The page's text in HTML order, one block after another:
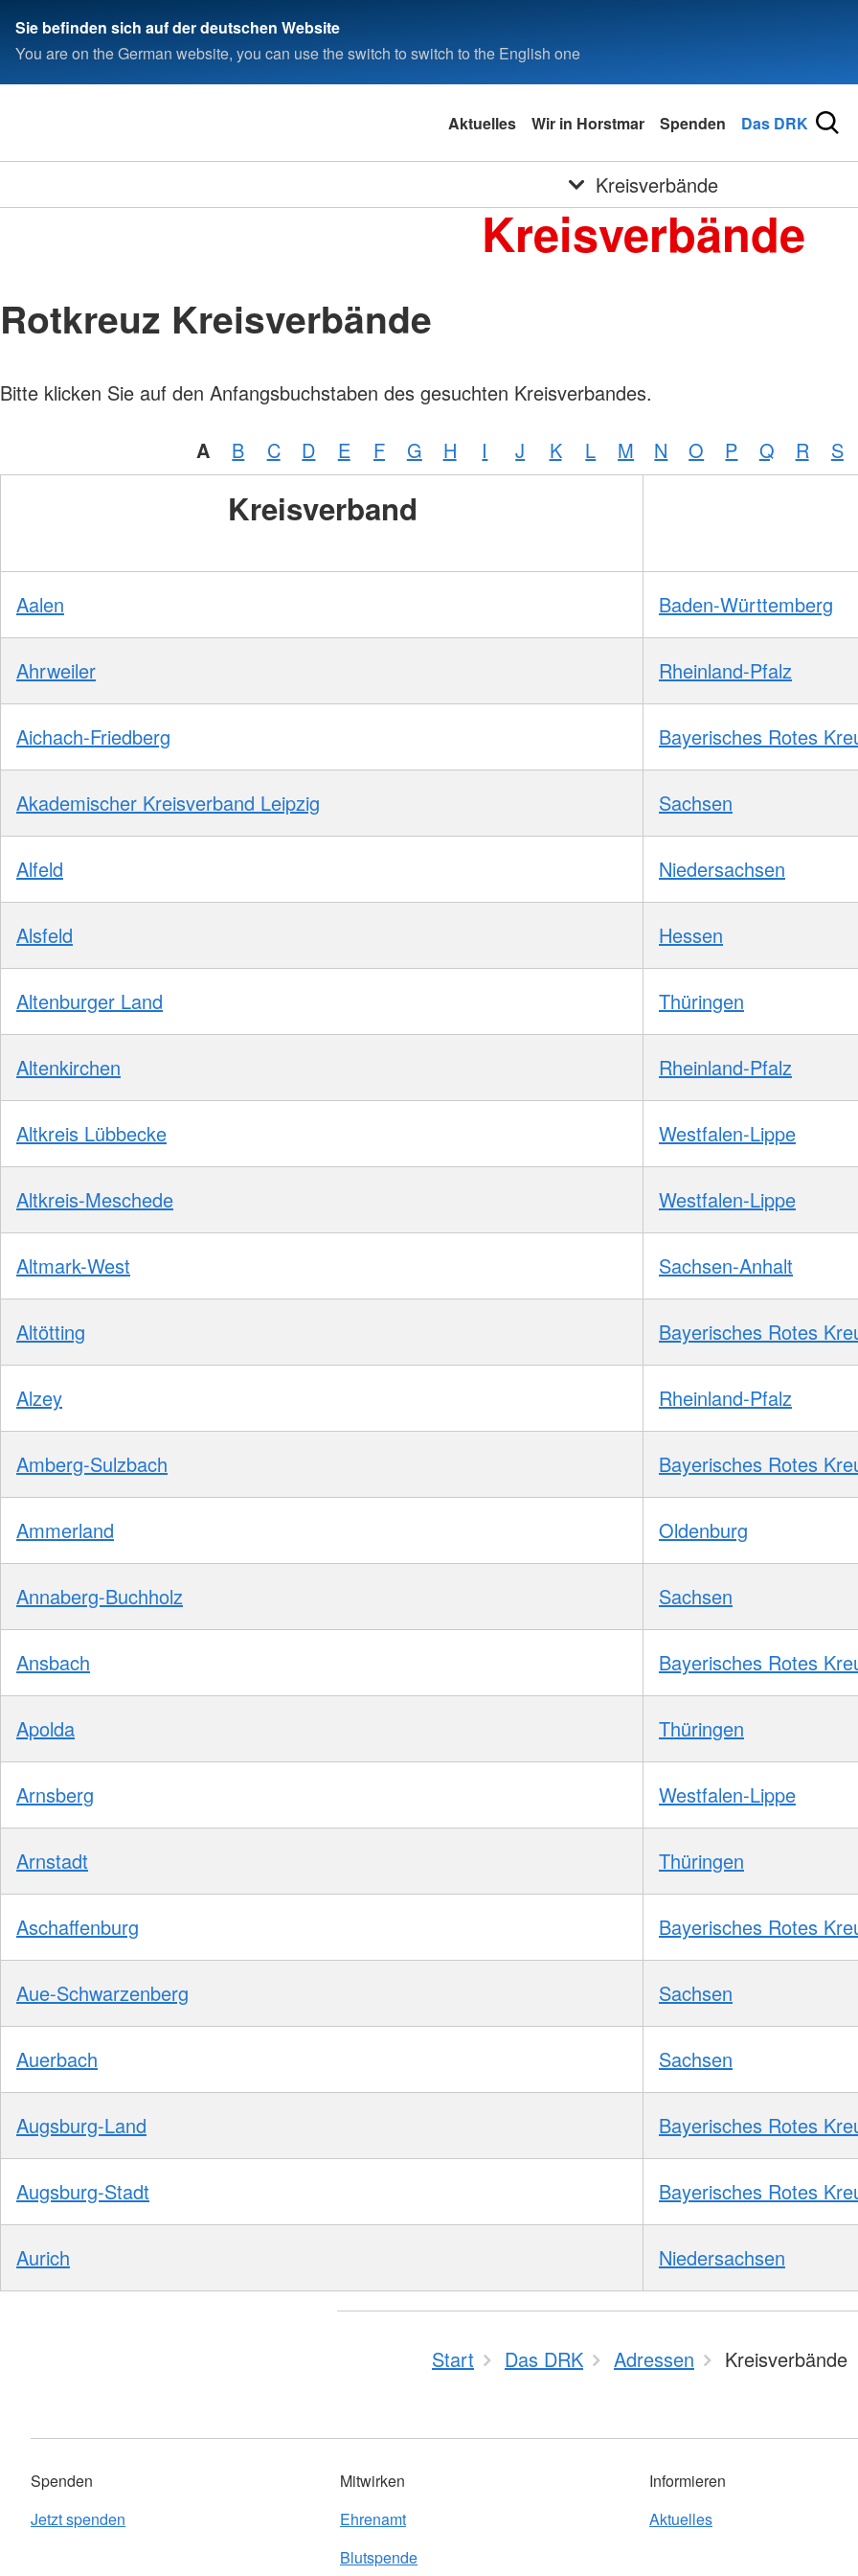
Sie befinden sich auf der deutschen Website
You are on the German website, you can use the switch to switch to the English one
Aktuelles Wir in Horstmar Spenden Das DRK
Kreisverbände
Kreisverbände
Rotkreuz Kreisverbände
Bitte klicken Sie auf den Anfangsbuchstaben des gesuchten Kreisverbandes.
A B C D E F G H I J K L M N O P Q R S
Kreisverband
Aalen Baden-Württemberg
Ahrweiler Rheinland-Pfalz
Aichach-Friedberg Bayerisches Rotes
Akademischer Kreisverband Leipzig Sachsen
Alfeld Niedersachsen
Alsfeld Hessen
Altenburger Land Thüringen
Altenkirchen Rheinland-Pfalz
Altkreis Lübbecke Westfalen-Lippe
Altkreis-Meschede Westfalen-Lippe
Altmark-West Sachsen-Anhalt
Altötting Bayerisches Rotes
Alzey Rheinland-Pfalz
Amberg-Sulzbach Bayerisches Rotes
Ammerland Oldenburg
Annaberg-Buchholz Sachsen
Ansbach Bayerisches Rotes
Apolda Thüringen
Arnsberg Westfalen-Lippe
Arnstadt Thüringen
Aschaffenburg Bayerisches Rotes
Aue-Schwarzenberg Sachsen
Auerbach Sachsen
Augsburg-Land Bayerisches Rotes
Augsburg-Stadt Bayerisches Rotes
Aurich Niedersachsen
Start Das DRK Adressen Kreisverbände
Spenden
Jetzt spenden
Mitwirken
Ehrenamt
Blutspende
Informieren
Aktuelles